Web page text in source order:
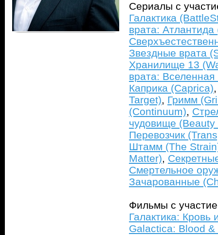
Сериалы с
Галактика
врата:
Звездные врата
Хранилище 13
врата:
Каприка (Caprica)
Target), Гримм
(Continuum),
чудовище
Перевозчик
Штамм (The
Matter),
Смертельное
Зачарованные
Фильмы с
Галактика:
Galactica: Blood &